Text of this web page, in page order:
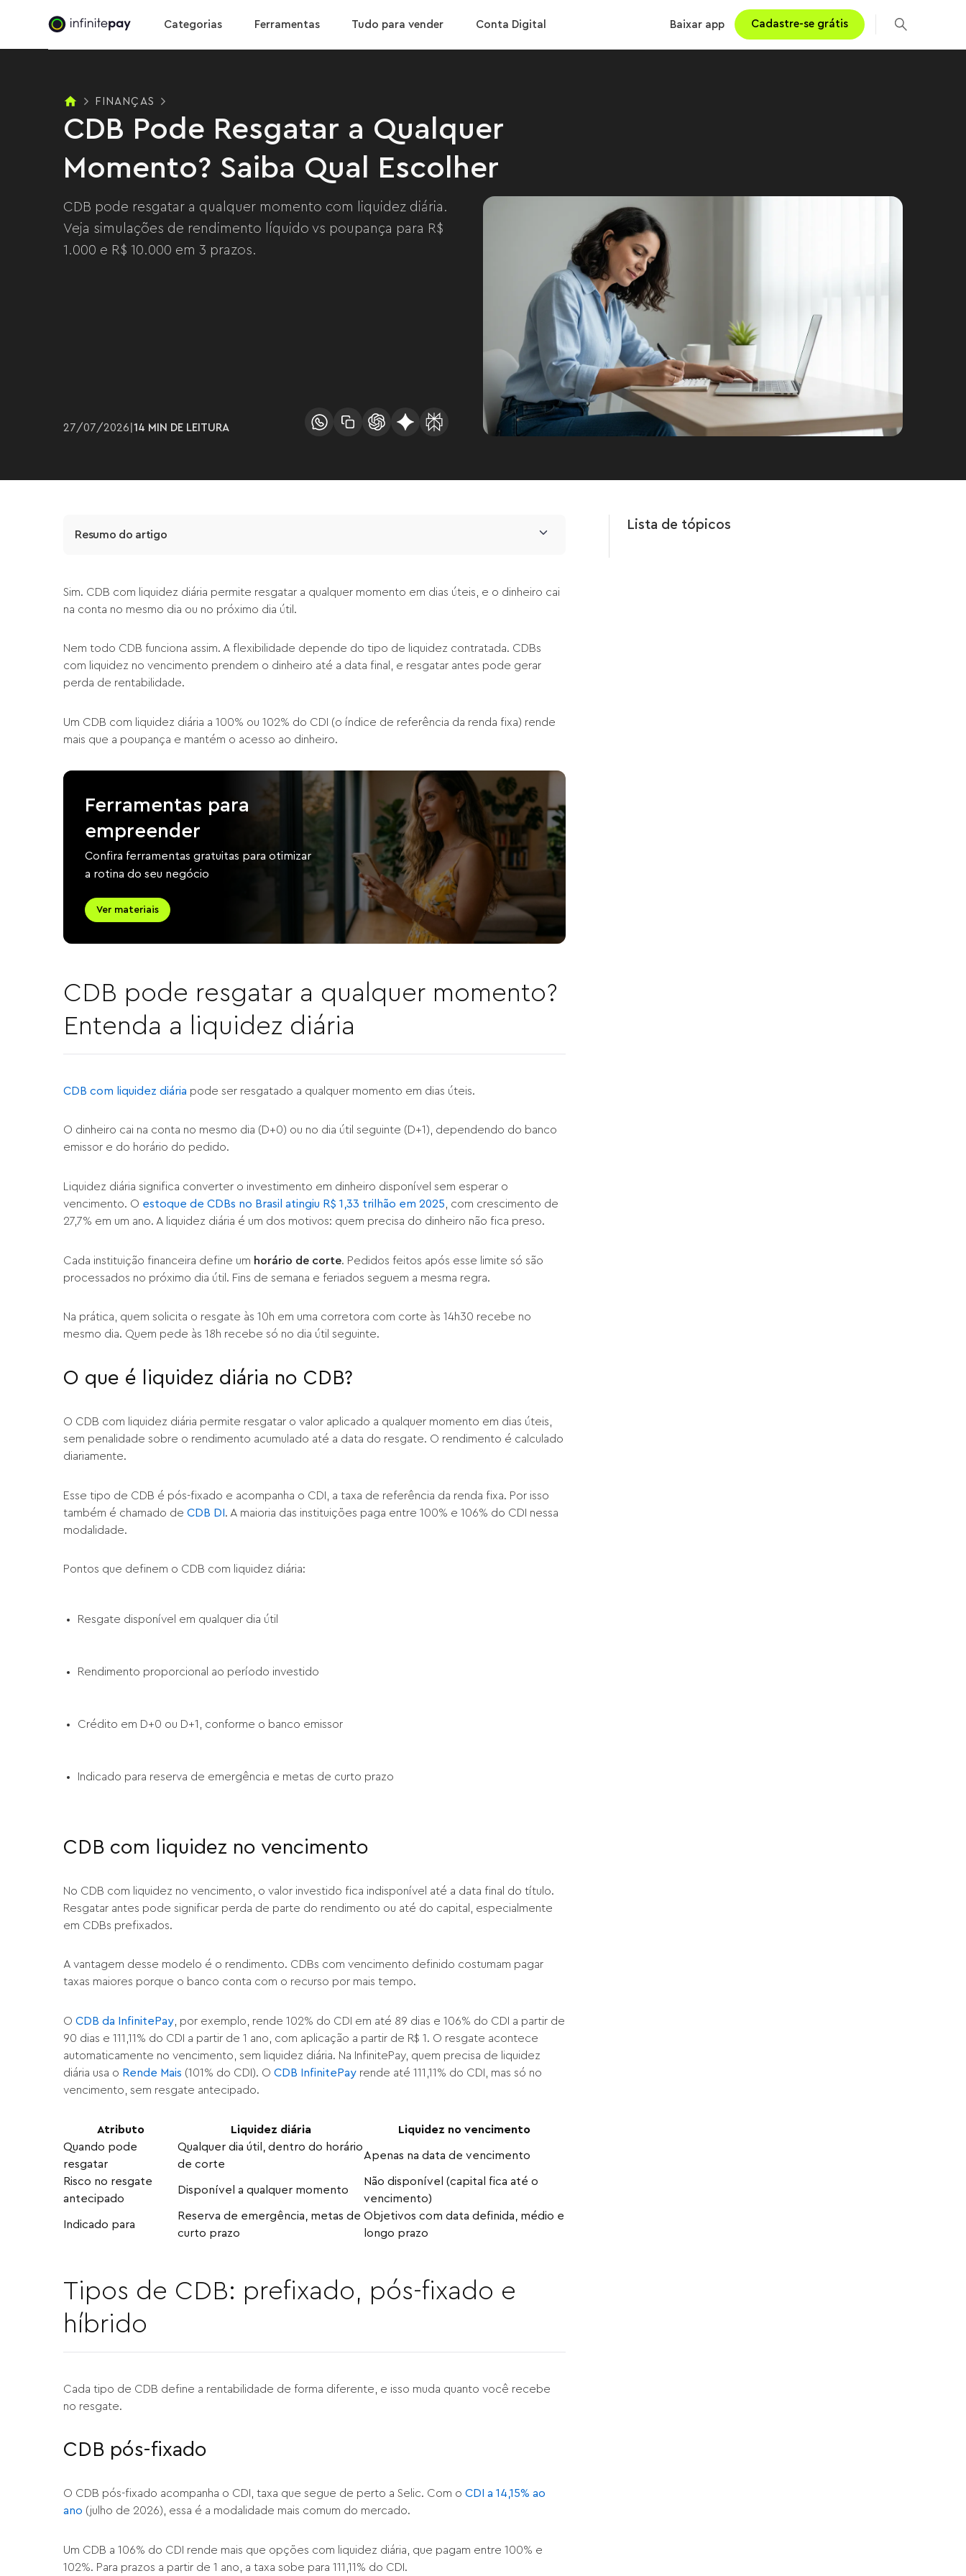
Categorias Ferramentas Tudo para vender Conta Digital Baixar app Cadastre-se grátis
CDB Pode Resgatar a Qualquer Momento? Saiba Qual Escolher Baixar App Confira nossas taxas
FINANÇAS
CDB Pode Resgatar a Qualquer
Momento? Saiba Qual Escolher
CDB pode resgatar a qualquer momento com liquidez diária.
Veja simulações de rendimento líquido vs poupança para R$
1.000 e R$ 10.000 em 3 prazos.
27 /07 /2026 |14 MIN DE LEITURA
Resumo do artigo
Sim. CDB com liquidez diária permite resgatar a qualquer momento em dias úteis, e o dinheiro cai
na conta no mesmo dia ou no próximo dia útil.
Nem todo CDB funciona assim. A flexibilidade depende do tipo de liquidez contratada. CDBs
com liquidez no vencimento prendem o dinheiro até a data final, e resgatar antes pode gerar
perda de rentabilidade.
Um CDB com liquidez diária a 100% ou 102% do CDI (o índice de referência da renda fixa) rende
mais que a poupança e mantém o acesso ao dinheiro.
Ferramentas para
empreender
Confira ferramentas gratuitas para otimizar
a rotina do seu negócio
Ver materiais
CDB pode resgatar a qualquer momento?
Entenda a liquidez diária
CDB com liquidez diária pode ser resgatado a qualquer momento em dias úteis.
O dinheiro cai na conta no mesmo dia (D+0) ou no dia útil seguinte (D+1), dependendo do banco
emissor e do horário do pedido.
Liquidez diária significa converter o investimento em dinheiro disponível sem esperar o
vencimento. O estoque de CDBs no Brasil atingiu R$ 1,33 trilhão em 2025 , com crescimento de
27,7% em um ano. A liquidez diária é um dos motivos: quem precisa do dinheiro não fica preso.
Cada instituição financeira define um horário de corte. Pedidos feitos após esse limite só são
processados no próximo dia útil. Fins de semana e feriados seguem a mesma regra.
Na prática, quem solicita o resgate às 10h em uma corretora com corte às 14h30 recebe no
mesmo dia. Quem pede às 18h recebe só no dia útil seguinte.
O que é liquidez diária no CDB?
O CDB com liquidez diária permite resgatar o valor aplicado a qualquer momento em dias úteis,
sem penalidade sobre o rendimento acumulado até a data do resgate. O rendimento é calculado
diariamente.
Esse tipo de CDB é pós-fixado e acompanha o CDI, a taxa de referência da renda fixa. Por isso
também é chamado deCDB DI. A maioria das instituições paga entre 100% e 106% do CDI nessa
modalidade.
Pontos que definem o CDB com liquidez diária:
Resgate disponível em qualquer dia útil
Rendimento proporcional ao período investido
Crédito em D+0 ou D+1, conforme o banco emissor
Indicado para reserva de emergência e metas de curto prazo
CDB com liquidez no vencimento
No CDB com liquidez no vencimento, o valor investido fica indisponível até a data final do título.
Resgatar antes pode significar perda de parte do rendimento ou até do capital, especialmente
em CDBs prefixados.
A vantagem desse modelo é o rendimento. CDBs com vencimento definido costumam pagar
taxas maiores porque o banco conta com o recurso por mais tempo.
OCDB da InfinitePay , por exemplo, rende 102% do CDI em até 89 dias e 106% do CDI a partir de
90 dias e 111,11% do CDI a partir de 1 ano, com aplicação a partir de R$ 1. O resgate acontece
automaticamente no vencimento, sem liquidez diária. Na InfinitePay, quem precisa de liquidez
diária usa o Rende Mais (101% do CDI). OCDB InfinitePay rende até 111,11% do CDI, mas só no
vencimento, sem resgate antecipado.
Atributo Liquidez diária
Liquidez no vencimento
Quando pode
resgatar
Qualquer dia útil, dentro do horário
de corte
Apenas na data de vencimento
Risco no resgate
antecipado
Disponível a qualquer momento
Não disponível (capital fica até o
vencimento)
Indicado para
Reserva de emergência, metas de
curto prazo
Objetivos com data definida, médio e
longo prazo
Tipos de CDB: prefixado, pós-fixado e
híbrido
Cada tipo de CDB define a rentabilidade de forma diferente, e isso muda quanto você recebe
no resgate.
CDB pós-fixado
O CDB pós-fixado acompanha o CDI, taxa que segue de perto a Selic. Com oCDI a 14,15% ao
ano (julho de 2026), essa é a modalidade mais comum do mercado.
Um CDB a 106% do CDI rende mais que opções com liquidez diária, que pagam entre 100% e
102%. Para prazos a partir de 1 ano, a taxa sobe para 111,11% do CDI.
Lista de tópicos